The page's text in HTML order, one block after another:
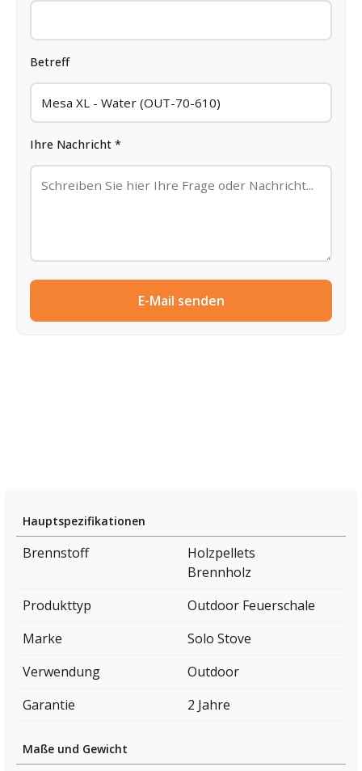
Betreff
Ihre Nachricht *
E-Mail senden
Hauptspezifikationen
Brennstoff
Holzpellets
Brennholz
Produkttyp
Outdoor Feuerschale
Marke
Solo Stove
Verwendung
Outdoor
Garantie
2 Jahre
Maße und Gewicht